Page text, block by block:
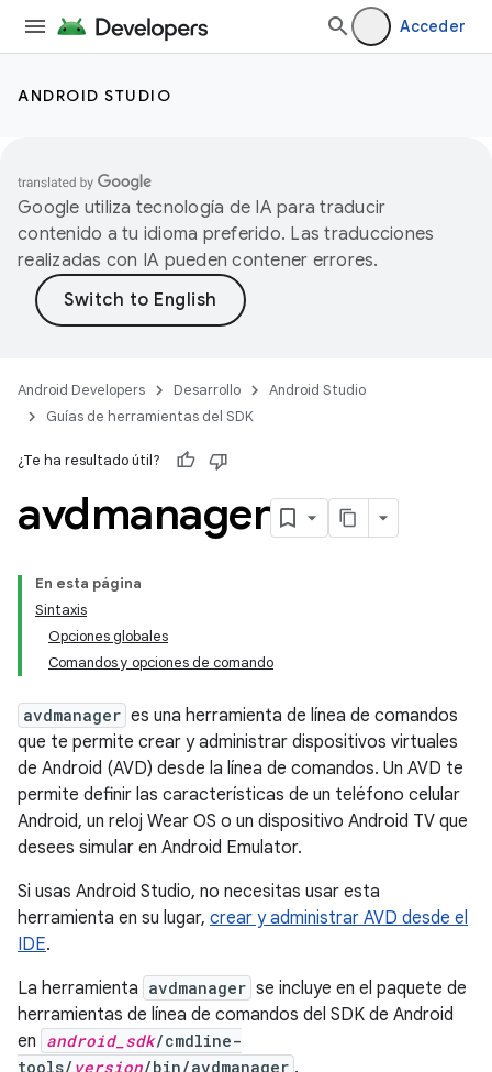
Acceder
ANDROID STUDIO
Google utiliza tecnología de IA para traducir
contenido a tu idioma preferido. Las traducciones
realizadas con IA pueden contener errores.
Android Developers Desarrollo
Android Studio
Guías de herramientas del SDK
¿Te ha resultado útil?
avdmanager
En esta página
Sintaxis
Opciones globales
Comandos y opciones de comando
avdmanager es una herramienta de línea de comandos
que te permite crear y administrar dispositivos virtuales
de Android (AVD) desde la línea de comandos. Un AVD te
permite definir las características de un teléfono celular
Android, un reloj Wear OS o un dispositivo Android TV que
desees simular en Android Emulator.
Si usas Android Studio, no necesitas usar esta
herramienta en su lugar, crear y administrar AVD desde el
IDE.
La herramienta avdmanager se incluye en el paquete de
herramientas de línea de comandos del SDK de Android
en android_sdk/cmdline-
tools/ version/bin/avdmanager .